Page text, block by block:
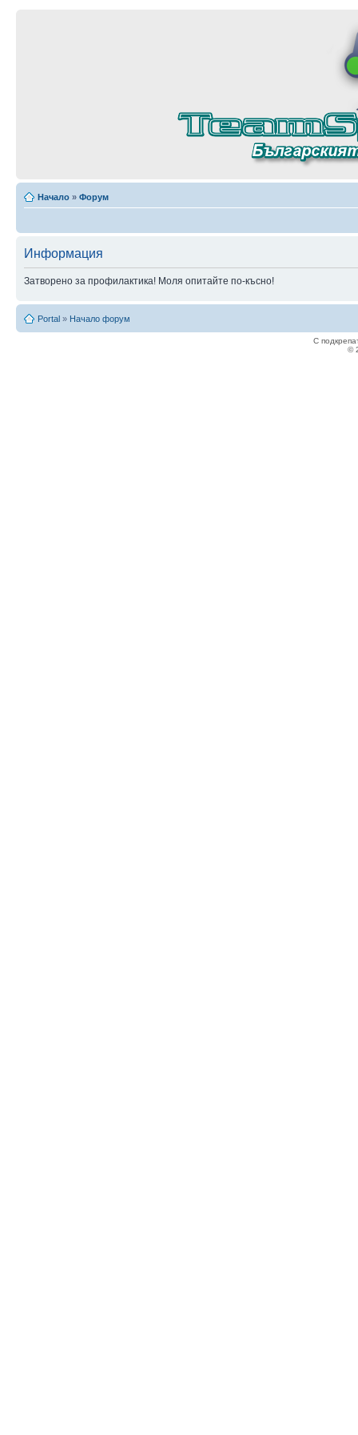
Начало » Форум
Информация
Затворено за профилактика! Моля опитайте по-късно!
Portal » Начало форум
С
©